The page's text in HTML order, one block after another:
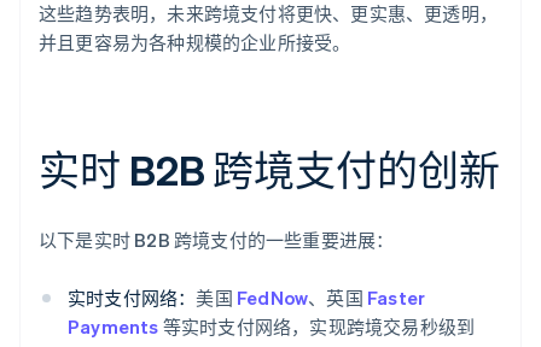
这些趋势表明，未来跨境支付将更快、更实惠、更透明，
并且更容易为各种规模的企业所接受。
实时 B2B 跨境支付的创新
以下是实时 B2B 跨境支付的一些重要进展：
实时支付网络：美国 FedNow、英国 Faster
Payments 等实时支付网络，实现跨境交易秒级到